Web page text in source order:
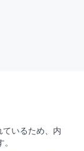
いるため、内